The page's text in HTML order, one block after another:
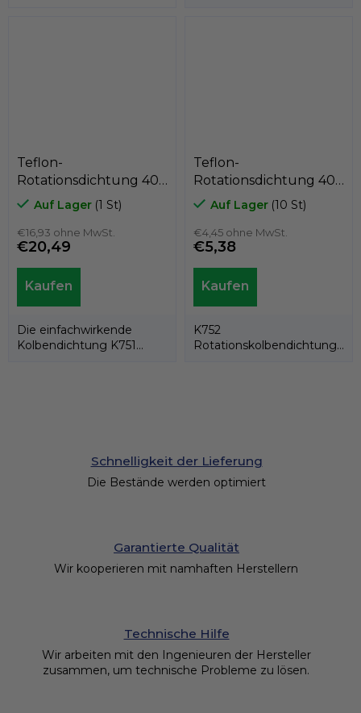
Teflon-
Rotationsdichtung 40
x 33,8 x 4,8
PTFE+C/Edelstahlfeder,
Kastas K751-040
Auf Lager (1 St)
€16,93 ohne MwSt.
€20,49
Die einfachwirkende
Kolbendichtung K751
Teflon-
Rotationsdichtung 40
x 32,5 x 3,2
PTFE+Bronze/NBR,
Kastas K752-040
Auf Lager (10 St)
€4,45 ohne MwSt.
€5,38
K752
Rotationskolbendichtung
Schnelligkeit der Lieferung
Die Bestände werden optimiert
Garantierte Qualität
Wir kooperieren mit namhaften Herstellern
Technische Hilfe
Wir arbeiten mit den Ingenieuren der Hersteller
zusammen, um technische Probleme zu lösen.